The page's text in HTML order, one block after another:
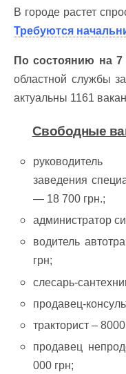
В городе растет
Требуются
По состоянию на 7
областной службы
актуальны 1161
Свободные
руководитель
заведения
— 18 700 грн.;
администратор
водитель
грн;
слесарь-
продавец-
тракторист –
продавец
000 грн;